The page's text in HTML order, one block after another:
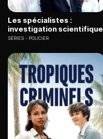
Les spécialistes :
investigation scientifique
SÉRIES POLICIER